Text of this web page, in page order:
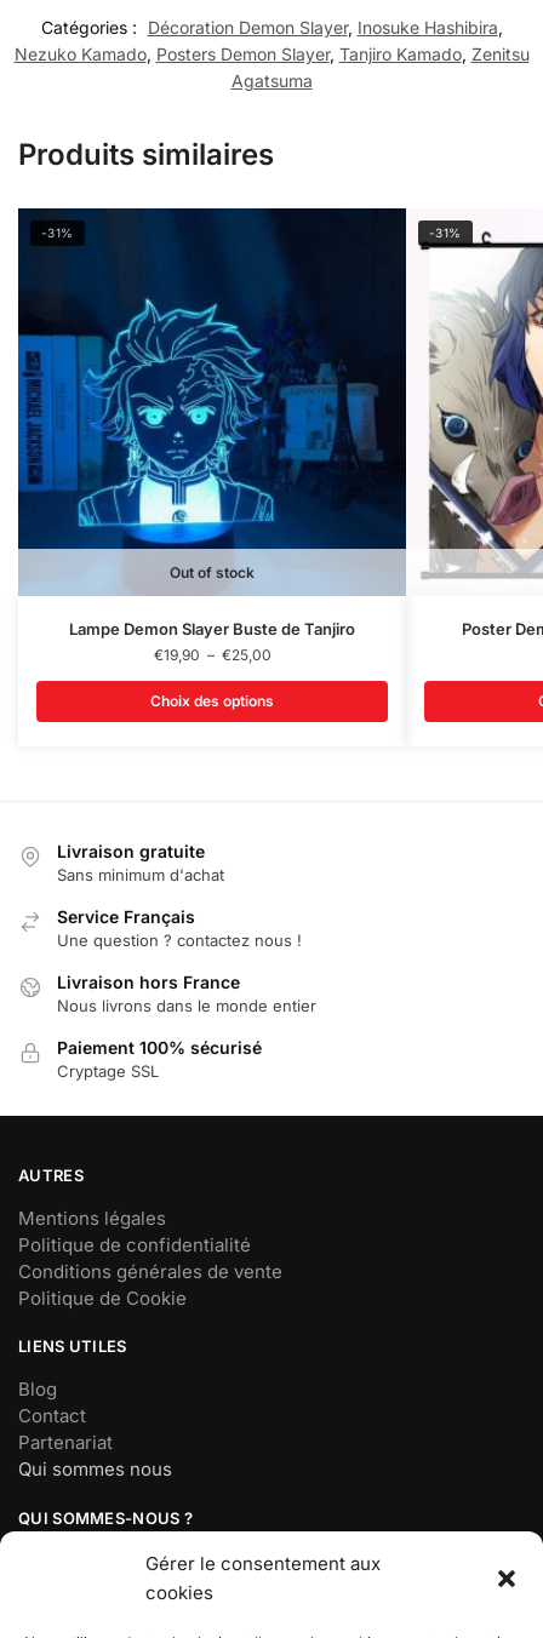
Gérer le consentement aux
cookies
Catégories : Décoration Demon Slayer, Inosuke Hashibira,
Nezuko Kamado, Posters Demon Slayer, Tanjiro Kamado, Zenitsu
Agatsuma
Produits similaires
-31%
Out of stock
Lampe Demon Slayer Buste de Tanjiro
€19,90 – €25,00Plage
de
prix :
€19,90
Choix des options
a
plusieurs
être
choisies
sur
page
-31%
Poster
a
plusieurs
Livraison gratuite
Sans minimum d'achat
Service Français
Une question ? contactez nous !
Livraison hors France
Nous livrons dans le monde entier
Paiement 100% sécurisé
Cryptage SSL
AUTRES
Mentions légales
Politique de confidentialité
Conditions générales de vente
Politique de Cookie
LIENS UTILES
Blog
Contact
Partenariat
Qui sommes nous
QUI SOMMES-NOUS ?
Société basée à Paris, France
contact@demonsalyer.fr